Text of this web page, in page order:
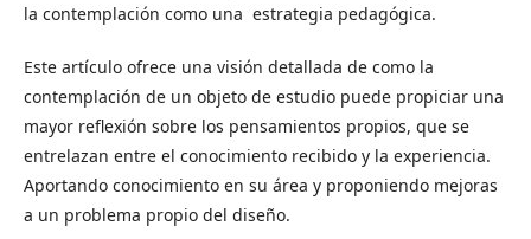
la contemplación como una estrategia pedagógica.
Este artículo ofrece una visión detallada de como la
contemplación de un objeto de estudio puede propiciar una
mayor reflexión sobre los pensamientos propios, que se
entrelazan entre el conocimiento recibido y la experiencia.
Aportando conocimiento en su área y proponiendo mejoras
a un problema propio del diseño.